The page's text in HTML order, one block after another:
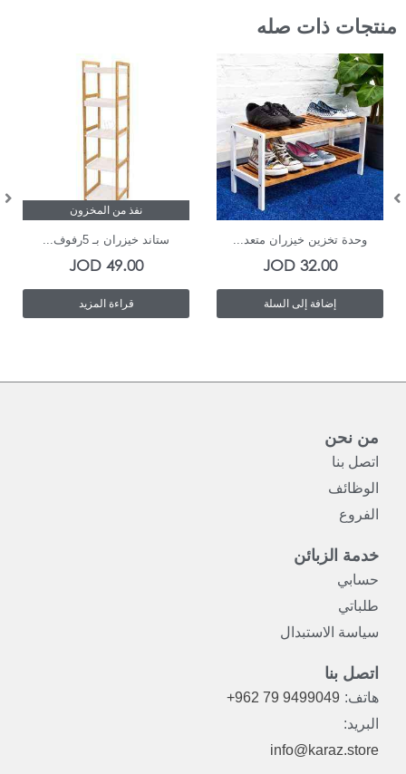
منتجات ذات صله
In Stock
وحدة تخزين خيزران متعد...
32.00
JOD
إضافة إلى السلة
نفذ من المخزون
ستاند خيزران بـ 5رفوف...
49.00
JOD
قراءة المزيد
من نحن
اتصل بنا
الوظائف
الفروع
خدمة الزبائن
حسابي
طلباتي
سياسة الاستبدال
اتصل بنا
هاتف: +962 79 9499049
البريد:
info@karaz.store